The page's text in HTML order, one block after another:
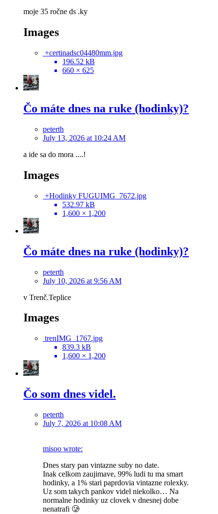
moje 35 ročne ds .ky
Images
+certinadsc04480mm.jpg
196.52 kB
660 × 625
Čo máte dnes na ruke (hodinky)?
peterth
July 13, 2026 at 10:24 AM
a ide sa do mora ....!
Images
+Hodinky FUGUIMG_7672.jpg
532.97 kB
1,600 × 1,200
Čo máte dnes na ruke (hodinky)?
peterth
July 10, 2026 at 9:56 AM
v Trenč.Teplice
Images
trenIMG_1767.jpg
839.3 kB
1,600 × 1,200
Čo som dnes videl.
peterth
July 7, 2026 at 10:08 AM
misoo wrote:
Dnes stary pan vintazne suby no date.
Inak celkom zaujimave, 99% ludi tu ma smart
hodinky, a 1% stari paprdovia vintazne rolexky.
Uz som takych pankov videl niekolko… Na
normalne hodinky uz clovek v dnesnej dobe
nenatrafi 🥲